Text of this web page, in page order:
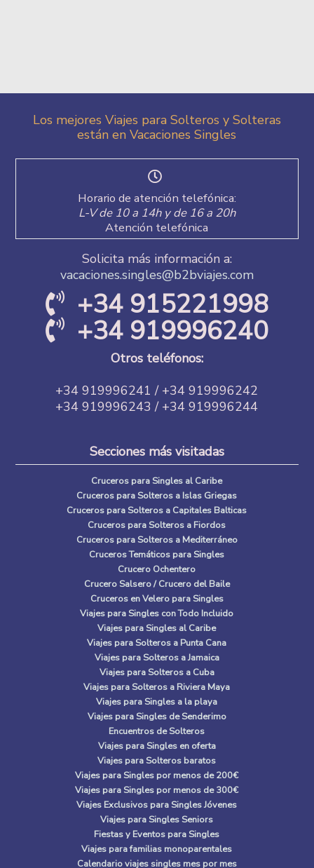
aprox.
El programa propuesto puede estar sujeto a cambios
grupo, consejo del guía o por cualquier otra circustancia
que aconseje modificar horarios, itinerarios o actividades
Plazos y formas de pago
Depósitos y plazos de pago:
En el momento de la reserva: 30€ por persona
Pago final 30 dias antes del viaje
Para aquellas reservas, que se realicen con menos de 30
días de antelación pago total de la reserva en el momento
Formas de pago
Ingreso en Cuenta Corriente
Tarjeta de Crédito
T.P.V. Virtual La Caixa / Redsýs
Política de cancelación
Gastos de Cancelación
FINES DE SEMANA, PUENTES Y VIAJES COMBINADOS EN
AUTOCAR (Hasta 7 días de duración): Conforme al artículo
21 del Reglamento de Agencias de Viajes, en caso de
cancelación, el usuario deberá abonar además de los
gastos de gestión, los gastos de anulación y la
penalización, según las cuantías y plazos siguientes:
Antes de 30 días de la salida: 30€+ gastos de
anulación si los hubiese (transporte, alojamiento,
seguros, etc..)
De 30 a 15 días antes de la salida: 45 € gastos de
gestión + gastos de anulación si los hubiese
(transporte, alojamiento, seguros, etc..).
Los mejores Viajes para Solteros y Solteras
están en Vacaciones Singles
Horario de atención telefónica:
L-V de 10 a 14h y de 16 a 20h
Atención telefónica
Solicita más información a:
vacaciones.singles@b2bviajes.com
+34 915221998
+34 919996240
Otros teléfonos:
+34 919996241 / +34 919996242
+34 919996243 / +34 919996244
Secciones más visitadas
Cruceros para Singles al Caribe
Cruceros para Solteros a Islas Griegas
Cruceros para Solteros a Capitales Balticas
Cruceros para Solteros a Fiordos
Cruceros para Solteros a Mediterráneo
Cruceros Temáticos para Singles
Crucero Ochentero
Crucero Salsero / Crucero del Baile
Cruceros en Velero para Singles
Viajes para Singles con Todo Incluido
Viajes para Singles al Caribe
Viajes para Solteros a Punta Cana
Viajes para Solteros a Jamaica
Viajes para Solteros a Cuba
Viajes para Solteros a Riviera Maya
Viajes para Singles a la playa
Viajes para Singles de Senderimo
Encuentros de Solteros
Viajes para Singles en oferta
Viajes para Solteros baratos
Viajes para Singles por menos de 200€
Viajes para Singles por menos de 300€
Viajes Exclusivos para Singles Jóvenes
Viajes para Singles Seniors
Fiestas y Eventos para Singles
Viajes para familias monoparentales
Calendario viajes singles mes por mes